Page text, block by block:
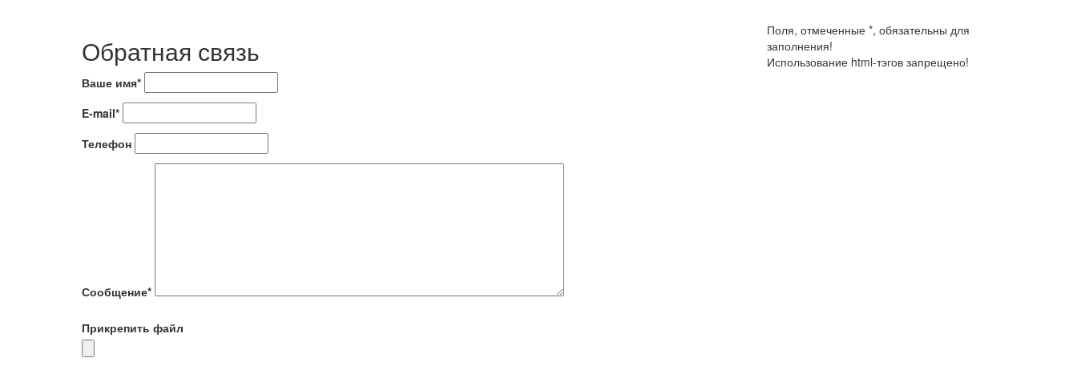
Обратная связь
Ваше имя*
E-mail*
Телефон
Сообщение*
Прикрепить файл
Поля, отмеченные *, обязательны для
заполнения!
Использование html-тэгов запрещено!